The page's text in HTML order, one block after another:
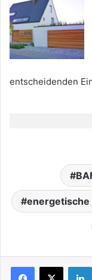
entscheidenden
energetische